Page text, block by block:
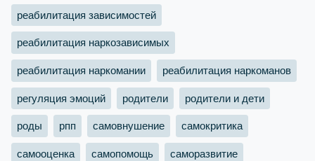
реабилитация зависимостей
реабилитация наркозависимых
реабилитация наркомании реабилитация наркоманов
регуляция эмоций родители родители и дети
роды рпп самовнушение самокритика
самооценка самопомощь саморазвитие